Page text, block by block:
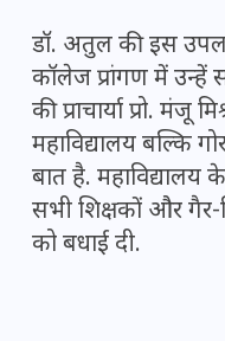
डॉ. अतुल की इस
कॉलेज प्रांगण में उन्हें
की प्राचार्या प्रो.
महाविद्यालय बल्कि
बात है. महाविद्यालय
सभी शिक्षकों और गैर-
को बधाई दी.